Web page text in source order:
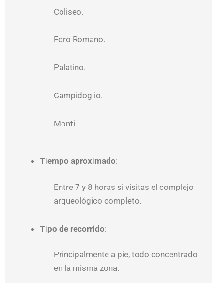
Coliseo.
Foro Romano.
Palatino.
Campidoglio.
Monti.
Tiempo aproximado:
Entre 7 y 8 horas si visitas el complejo
arqueológico completo.
Tipo de recorrido:
Principalmente a pie, todo concentrado
en la misma zona.